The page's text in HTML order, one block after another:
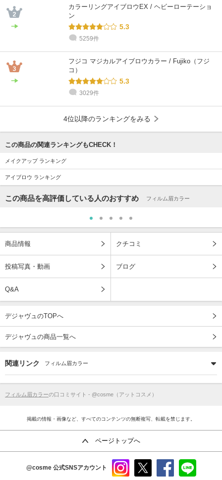
kawanami
chihara
uton
カラーリングアイブロウEX / ヘビーローテーショ
ン
5.3
5259件
フジコ マジカルアイブロウカラー / Fujiko（フジ
コ）
5.3
3029件
4位以降のランキングをみる
この商品の関連ランキングもCHECK！
メイクアップ ランキング
アイブロウ ランキング
この商品を高評価している人のおすすめ フィルム眉カラー
商品情報 クチコミ
投稿写真・動画 ブログ
Q&A
デジャヴュのTOPへ
デジャヴュの商品一覧へ
関連リンク フィルム眉カラー
フィルム眉カラーの口コミサイト - @cosme（アットコスメ）
掲載の情報・画像など、すべてのコンテンツの無断複写、転載を禁じます。
ページトップへ
@cosme 公式SNSアカウント